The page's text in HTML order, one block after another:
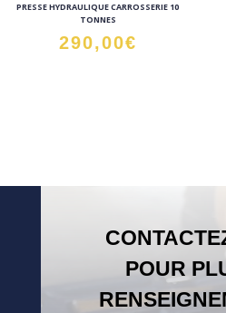
PRESSE HYDRAULIQUE CARROSSERIE 10
TONNES
290,00€
POUR